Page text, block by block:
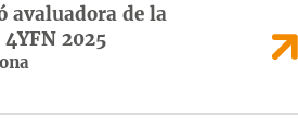
avaluadora de la
2025